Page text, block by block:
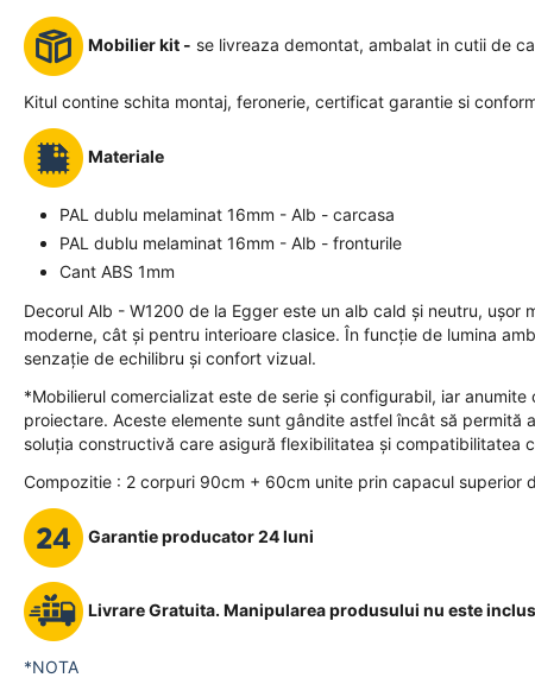
Mobilier kit - se livreaza demontat, ambalat in cutii de
Kitul contine schita montaj, feronerie, certificat garantie si
Materiale
PAL dublu melaminat 16mm - Alb - carcasa
PAL dublu melaminat 16mm - Alb - fronturile
Cant ABS 1mm
Decorul Alb - W1200 de la Egger este un alb cald și neutru,
moderne, cât și pentru interioare clasice. În funcție de lumina
senzație de echilibru și confort vizual.
*Mobilierul comercializat este de serie și configurabil, iar
proiectare. Aceste elemente sunt gândite astfel încât să
soluția constructivă care asigură flexibilitatea și
Compozitie : 2 corpuri 90cm + 60cm unite prin capacul superior
Garantie producator 24 luni
Livrare Gratuita. Manipularea produsului nu este
*NOTA